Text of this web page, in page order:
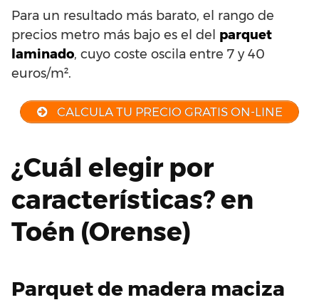
Para un resultado más barato, el rango de
precios metro más bajo es el del parquet
laminado, cuyo coste oscila entre 7 y 40
euros/m².
CALCULA TU PRECIO GRATIS ON-LINE
¿Cuál elegir por
características? en
Toén (Orense)
Parquet de madera maciza